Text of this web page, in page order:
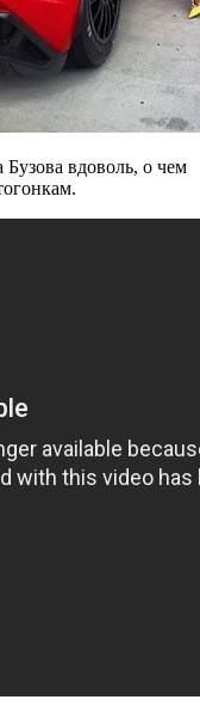
Бузова вдоволь, о чем